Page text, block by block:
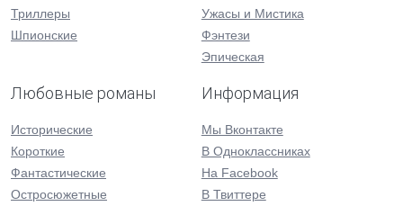
Триллеры
Шпионские
Ужасы и Мистика
Фэнтези
Эпическая
Любовные романы
Исторические
Короткие
Фантастические
Остросюжетные
Информация
Мы Вконтакте
В Одноклассниках
На Facebook
В Твиттере